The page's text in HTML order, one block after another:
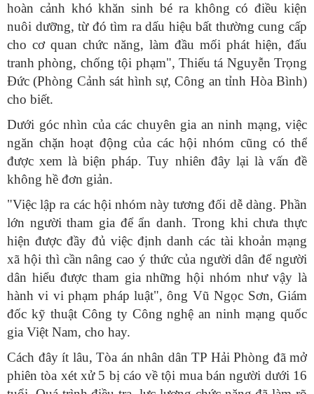
hoàn cảnh khó khăn sinh bé ra không có điều kiện
nuôi dưỡng, từ đó tìm ra dấu hiệu bất thường cung cấp
cho cơ quan chức năng, làm đầu mối phát hiện, đấu
tranh phòng, chống tội phạm", Thiếu tá Nguyễn Trọng
Đức (Phòng Cảnh sát hình sự, Công an tỉnh Hòa Bình)
cho biết.
Dưới góc nhìn của các chuyên gia an ninh mạng, việc
ngăn chặn hoạt động của các hội nhóm cũng có thể
được xem là biện pháp. Tuy nhiên đây lại là vấn đề
không hề đơn giản.
"Việc lập ra các hội nhóm này tương đối dễ dàng. Phần
lớn người tham gia để ẩn danh. Trong khi chưa thực
hiện được đầy đủ việc định danh các tài khoản mạng
xã hội thì cần nâng cao ý thức của người dân để người
dân hiểu được tham gia những hội nhóm như vậy là
hành vi vi phạm pháp luật", ông Vũ Ngọc Sơn, Giám
đốc kỹ thuật Công ty Công nghệ an ninh mạng quốc
gia Việt Nam, cho hay.
Cách đây ít lâu, Tòa án nhân dân TP Hải Phòng đã mở
phiên tòa xét xử 5 bị cáo về tội mua bán người dưới 16